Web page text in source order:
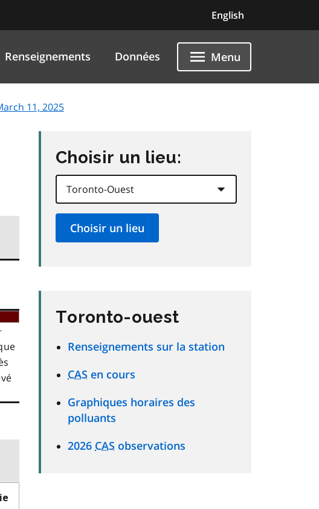
English
Renseignements Données Menu
11, 2025
Choisir un lieu:
Toronto-ouest
Renseignements sur la station
CAS en cours
Graphiques horaires des
polluants
2026 CAS observations